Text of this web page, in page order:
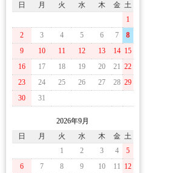
日
月 火 水 木 金 土
1
2
3 4 5 6 7
8
9
10 11 12 13 14 15
16
17 18 19 20 21 22
23
24 25 26 27 28 29
30
31
2026年9月
日
月 火 水 木 金 土
1
2 3 4
5
6
7 8 9 10 11 12